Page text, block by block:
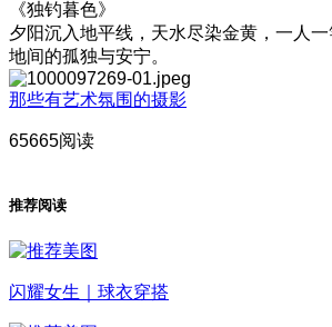
《独钓暮色》
夕阳沉入地平线，天水尽染金黄，一人
地间的孤独与安宁。
那些有艺术氛围的摄影
65665阅读
推荐阅读
闪耀女生｜球衣穿搭